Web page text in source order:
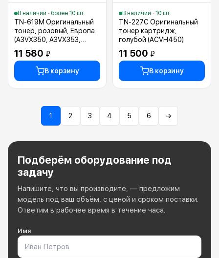
В наличии · более 10 шт.
TN-619M Оригинальный
тонер, розовый, Европа
(A3VX350, A3VX353,
A3VX355)
11 580 ₽
В корзину
В наличии · 10 шт.
TN-227C Оригинальный
тонер картридж,
голубой (ACVH450)
11 500 ₽
В корзину
1 2 3 4 5 6 →
Подберём оборудование под
задачу
Напишите, что вы производите, — предложим
модель под ваш объём, с ценой и сроком поставки.
Ответим в рабочее время в течение часа.
Имя